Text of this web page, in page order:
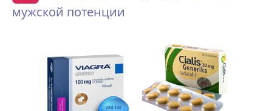
мужской потенции